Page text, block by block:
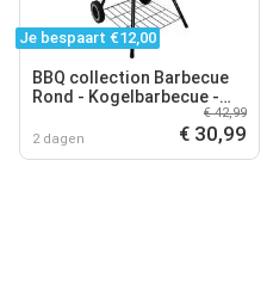
Je bespaart €12,00
BBQ collection Barbecue
Rond - Kogelbarbecue -
Deksel en Wielen -
2 dagen
€ 42,99
€ 30,99